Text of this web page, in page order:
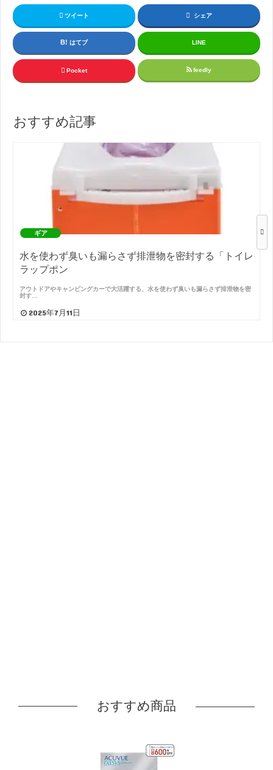
ツイート シェア
はてブ LINE
Pocket feedly
おすすめ記事
ギア
水を使わず臭いも漏らさず排泄物を密封する「トイレ
ラップポン
アウトドアやキャンピングカーで大活躍する、水を使わず臭いも漏らさず排泄物を密
封す…
2025年7月11日
おすすめ商品